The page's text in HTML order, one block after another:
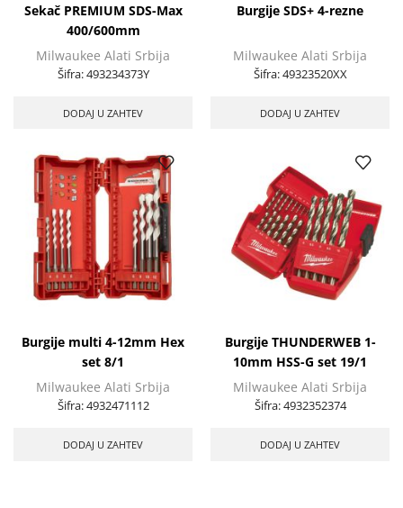
Sekač PREMIUM SDS-Max
400/600mm
Milwaukee Alati Srbija
Šifra:493234373Y
DODAJ U ZAHTEV
Burgije SDS+ 4-rezne
Milwaukee Alati Srbija
Šifra:49323520XX
DODAJ U ZAHTEV
Burgije multi 4-12mm Hex
set 8/1
Milwaukee Alati Srbija
Šifra:4932471112
DODAJ U ZAHTEV
Burgije THUNDERWEB 1-
10mm HSS-G set 19/1
Milwaukee Alati Srbija
Šifra:4932352374
DODAJ U ZAHTEV